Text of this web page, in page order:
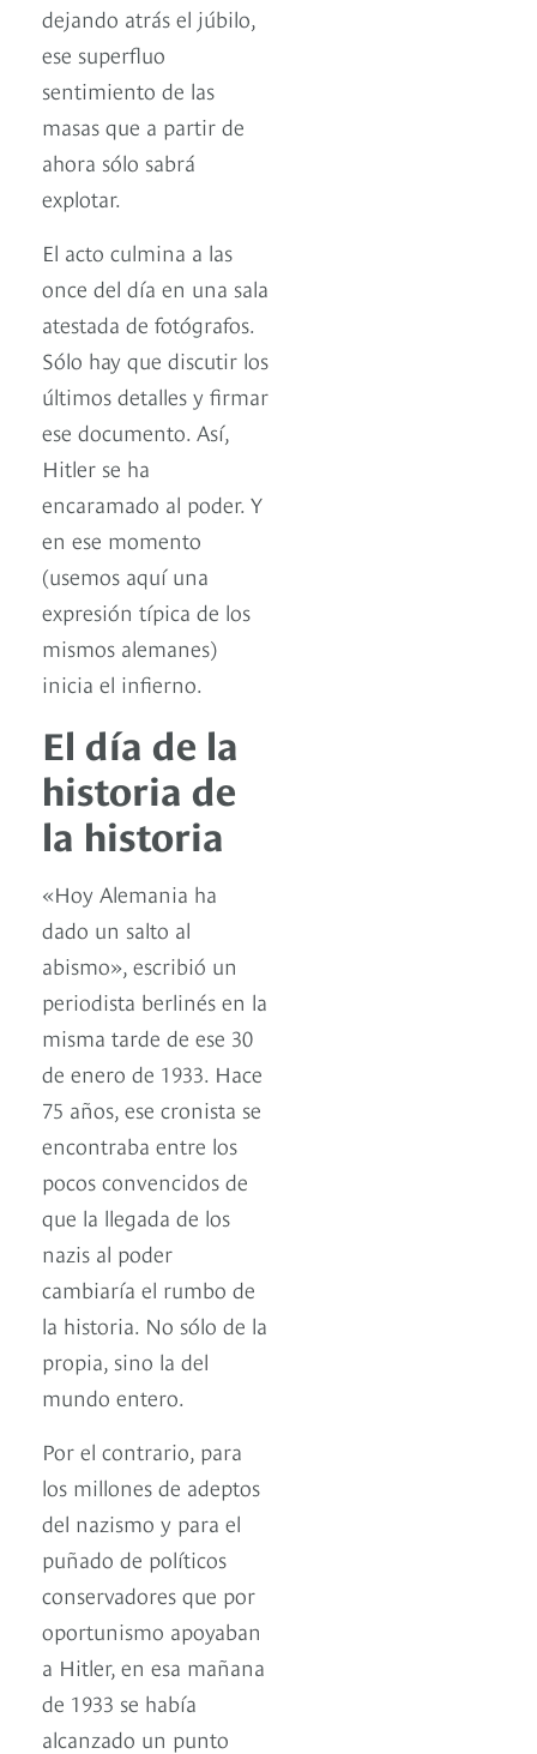
dejando atrás el júbilo,
ese superfluo
sentimiento de las
masas que a partir de
ahora sólo sabrá
explotar.
El acto culmina a las
once del día en una sala
atestada de fotógrafos.
Sólo hay que discutir los
últimos detalles y firmar
ese documento. Así,
Hitler se ha
encaramado al poder. Y
en ese momento
(usemos aquí una
expresión típica de los
mismos alemanes)
inicia el infierno.
El día de la
historia de
la historia
«Hoy Alemania ha
dado un salto al
abismo», escribió un
periodista berlinés en la
misma tarde de ese 30
de enero de 1933. Hace
75 años, ese cronista se
encontraba entre los
pocos convencidos de
que la llegada de los
nazis al poder
cambiaría el rumbo de
la historia. No sólo de la
propia, sino la del
mundo entero.
Por el contrario, para
los millones de adeptos
del nazismo y para el
puñado de políticos
conservadores que por
oportunismo apoyaban
a Hitler, en esa mañana
de 1933 se había
alcanzado un punto